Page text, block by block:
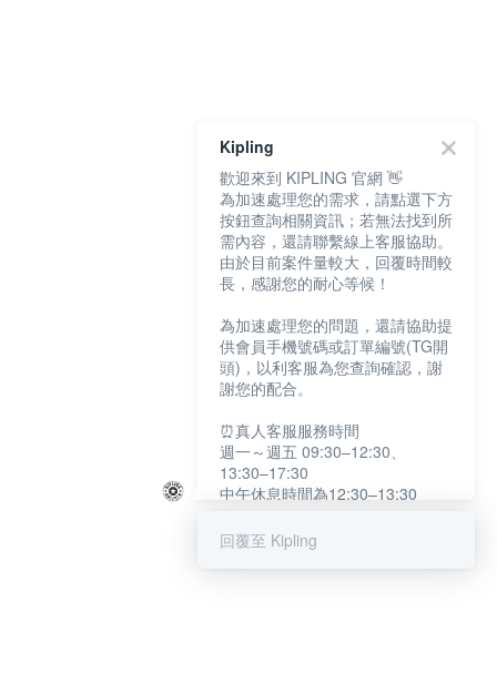
Kipling
歡迎來到 KIPLING 官網 👋
為加速處理您的需求，請點選下方
按鈕查詢相關資訊；若無法找到所
需內容，還請聯繫線上客服協助。
由於目前案件量較大，回覆時間較
長，感謝您的耐心等候！
為加速處理您的問題，還請協助提
供會員手機號碼或訂單編號(TG開
頭)，以利客服為您查詢確認，謝
謝您的配合。
⏰真人客服服務時間
週一～週五 09:30–12:30、
13:30–17:30
中午休息時間為12:30–13:30
提醒您：系統會自動已讀訊息，如
回覆至 Kipling